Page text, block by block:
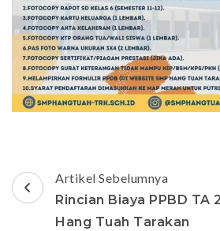
Navigasi
Artikel
Artikel Sebelumnya
Rincian Biaya PPBD TA
Hang Tuah Tarakan